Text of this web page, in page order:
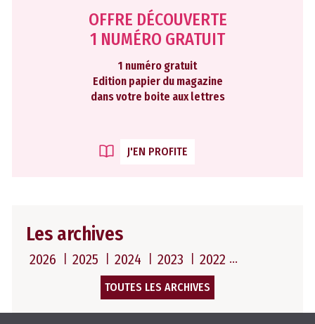
OFFRE DÉCOUVERTE
1 NUMÉRO GRATUIT
1 numéro gratuit
Edition papier du magazine
dans votre boite aux lettres
J'EN PROFITE
Les archives
2026 2025 2024 2023 2022
TOUTES LES ARCHIVES